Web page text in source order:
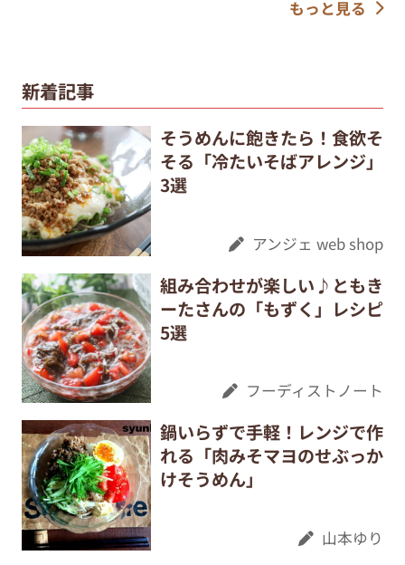
もっと見る
新着記事
そうめんに飽きたら！食欲そ
そる「冷たいそばアレンジ」
3選
アンジェ web shop
組み合わせが楽しい♪ともき
ーたさんの「もずく」レシピ
5選
フーディストノート
鍋いらずで手軽！レンジで作
れる「肉みそマヨのせぶっか
けそうめん」
山本ゆり